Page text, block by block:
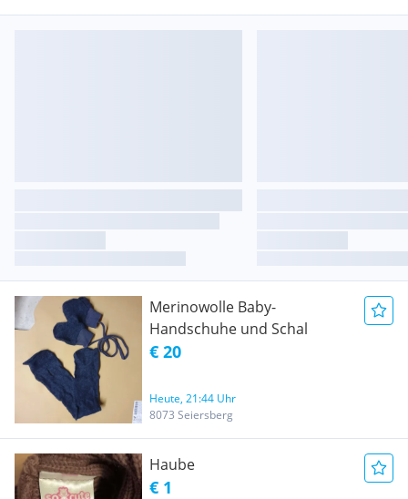
Merinowolle Baby-
Handschuhe und Schal
€ 20
Heute, 21:44 Uhr
8073 Seiersberg
Haube
€ 1